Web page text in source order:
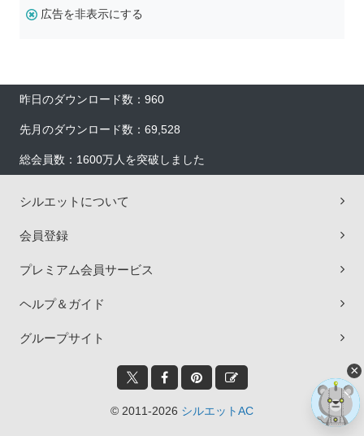
広告を非表示にする
昨日のダウンロード数：960
先月のダウンロード数：69,528
総会員数：1600万人を突破しました
シルエットについて
会員登録
プレミアム会員サービス
ヘルプ＆ガイド
グループサイト
© 2011-2026 シルエットAC
×